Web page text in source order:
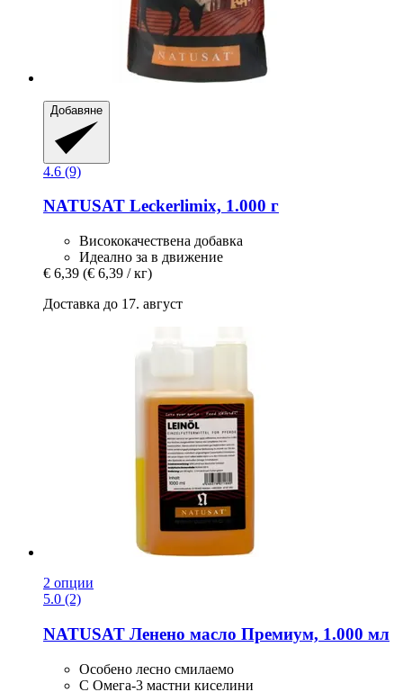
Добавяне
4.6 (9)
NATUSAT Leckerlimix, 1.000 г
Висококачествена добавка
Идеално за в движение
€ 6,39 (€ 6,39 / кг)
Доставка до 17. август
2 опции
5.0 (2)
NATUSAT Ленено масло Премиум, 1.000 мл
Особено лесно смилаемо
С Омега-3 мастни киселини